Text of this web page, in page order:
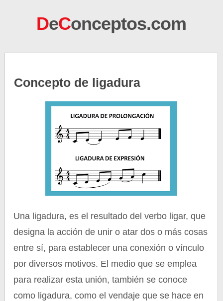
DeConceptos.com
Concepto de ligadura
Una ligadura, es el resultado del verbo ligar, que
designa la acción de unir o atar dos o más cosas
entre sí, para establecer una conexión o vínculo
por diversos motivos. El medio que se emplea
para realizar esta unión, también se conoce
como ligadura, como el vendaje que se hace en